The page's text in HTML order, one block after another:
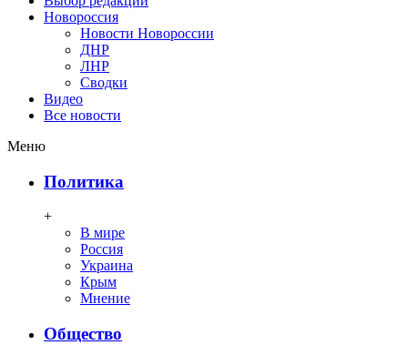
Новороссия
Новости Новороссии
ДНР
ЛНР
Сводки
Видео
Все новости
Меню
Политика
+
В мире
Россия
Украина
Крым
Мнение
Общество